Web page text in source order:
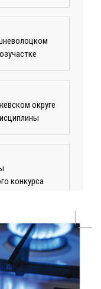
округе
конкурса
обед
на Волге в